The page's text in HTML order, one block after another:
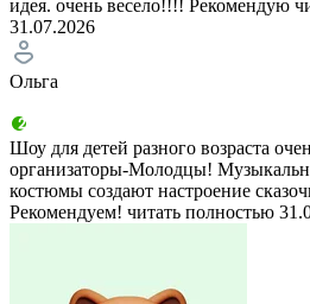
идея. очень весело!!!! Рекомендую
31.07.2026
Ольга
Шоу для детей разного возраста
организаторы-Молодцы!
костюмы создают настроение
Рекомендуем! читать полностью